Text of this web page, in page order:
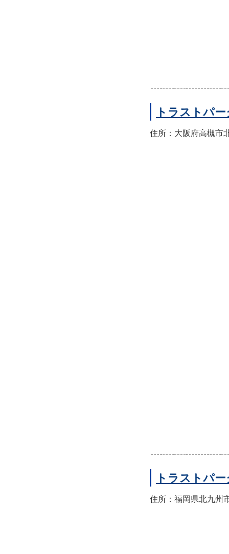
トラストパ
住所：大阪府高槻市
トラストパ
住所：福岡県北九州